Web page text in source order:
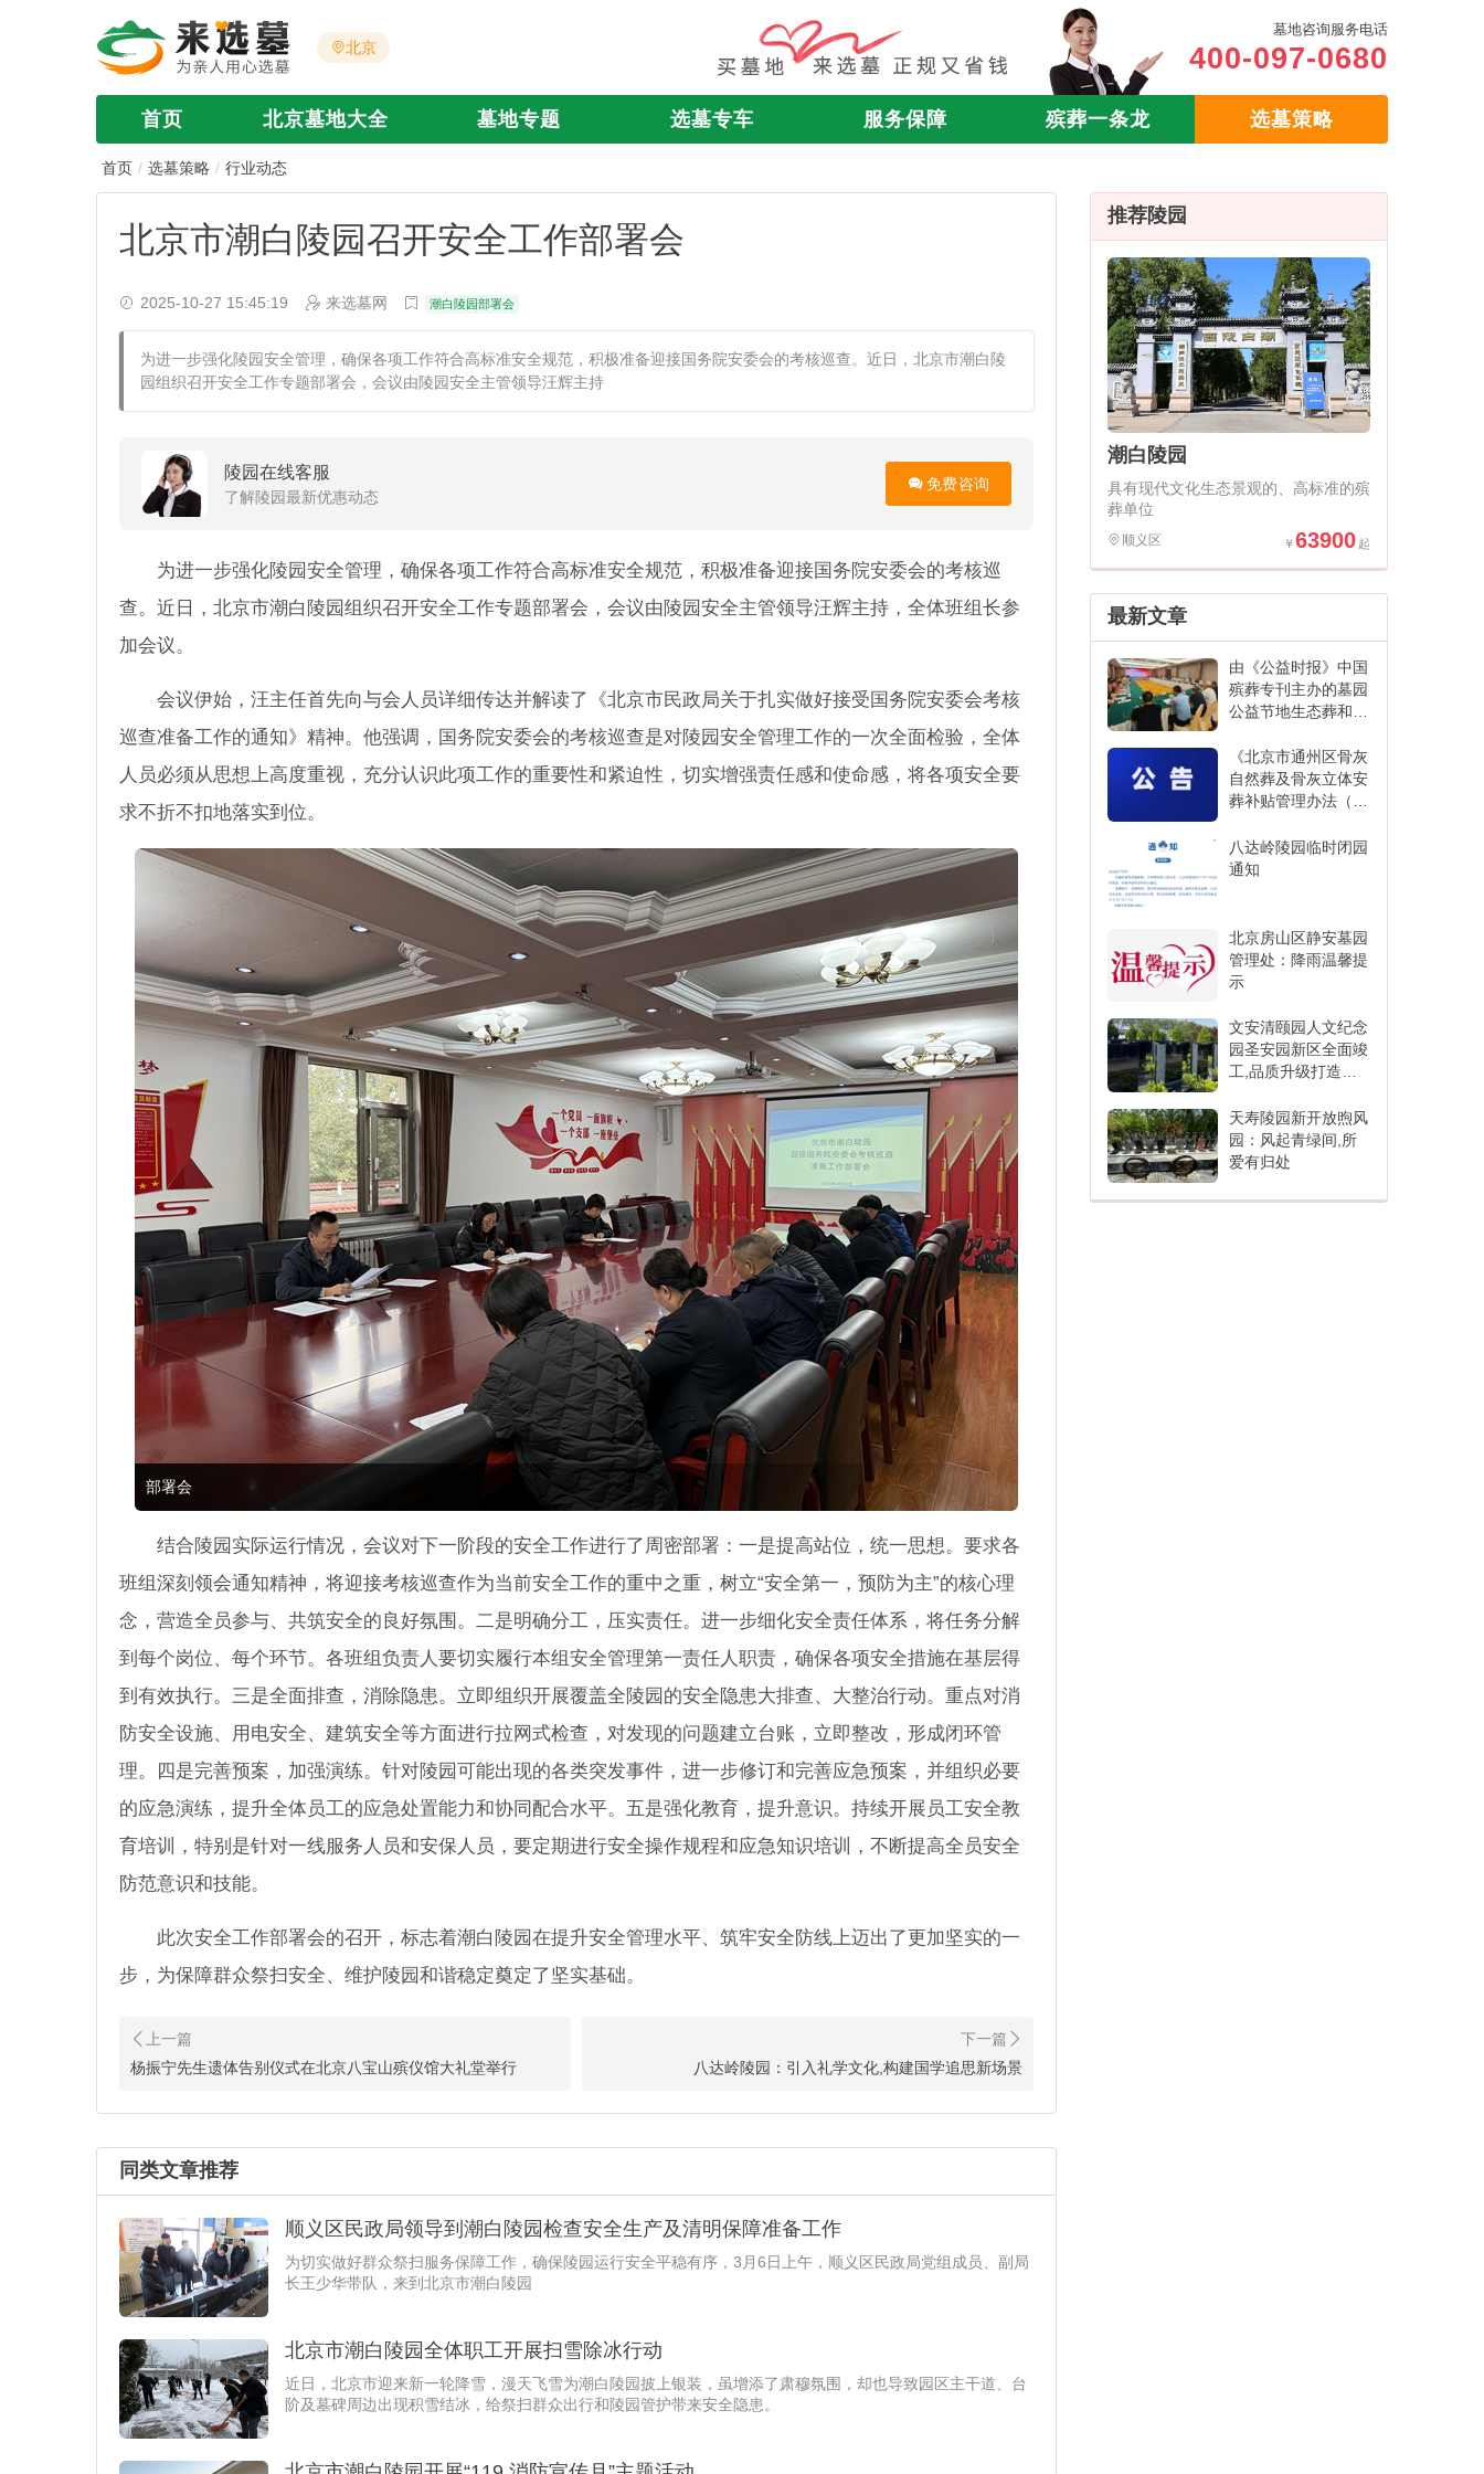
北京
墓地咨询服务电话
400-097-0680
首页 北京墓地大全 墓地专题 选墓专车 服务保障 殡葬一条龙 选墓策略
首页 选墓策略 行业动态
北京市潮白陵园召开安全工作部署会
2025-10-27 15:45:19 来选墓网 潮白陵园部署会
为进一步强化陵园安全管理，确保各项工作符合高标准安全规范，积极准备迎接国务院安委会的考核巡查。近日，北京市潮白陵
园组织召开安全工作专题部署会，会议由陵园安全主管领导汪辉主持
陵园在线客服
了解陵园最新优惠动态
免费咨询
为进一步强化陵园安全管理，确保各项工作符合高标准安全规范，积极准备迎接国务院安委会的考核巡
查。近日，北京市潮白陵园组织召开安全工作专题部署会，会议由陵园安全主管领导汪辉主持，全体班组长参
加会议。
会议伊始，汪主任首先向与会人员详细传达并解读了《北京市民政局关于扎实做好接受国务院安委会考核
巡查准备工作的通知》精神。他强调，国务院安委会的考核巡查是对陵园安全管理工作的一次全面检验，全体
人员必须从思想上高度重视，充分认识此项工作的重要性和紧迫性，切实增强责任感和使命感，将各项安全要
求不折不扣地落实到位。
部署会
结合陵园实际运行情况，会议对下一阶段的安全工作进行了周密部署：一是提高站位，统一思想。要求各
班组深刻领会通知精神，将迎接考核巡查作为当前安全工作的重中之重，树立“安全第一，预防为主”的核心理
念，营造全员参与、共筑安全的良好氛围。二是明确分工，压实责任。进一步细化安全责任体系，将任务分解
到每个岗位、每个环节。各班组负责人要切实履行本组安全管理第一责任人职责，确保各项安全措施在基层得
到有效执行。三是全面排查，消除隐患。立即组织开展覆盖全陵园的安全隐患大排查、大整治行动。重点对消
防安全设施、用电安全、建筑安全等方面进行拉网式检查，对发现的问题建立台账，立即整改，形成闭环管
理。四是完善预案，加强演练。针对陵园可能出现的各类突发事件，进一步修订和完善应急预案，并组织必要
的应急演练，提升全体员工的应急处置能力和协同配合水平。五是强化教育，提升意识。持续开展员工安全教
育培训，特别是针对一线服务人员和安保人员，要定期进行安全操作规程和应急知识培训，不断提高全员安全
防范意识和技能。
此次安全工作部署会的召开，标志着潮白陵园在提升安全管理水平、筑牢安全防线上迈出了更加坚实的一
步，为保障群众祭扫安全、维护陵园和谐稳定奠定了坚实基础。
杨振宁先生遗体告别仪式在北京八宝山殡仪馆大礼堂举行 八达岭陵园：引入礼学文化,构建国学追思新场景
同类文章推荐
顺义区民政局领导到潮白陵园检查安全生产及清明保障准备工作
为切实做好群众祭扫服务保障工作，确保陵园运行安全平稳有序，3月6日上午，顺义区民政局党组成员、副局
长王少华带队，来到北京市潮白陵园
北京市潮白陵园全体职工开展扫雪除冰行动
近日，北京市迎来新一轮降雪，漫天飞雪为潮白陵园披上银装，虽增添了肃穆氛围，却也导致园区主干道、台
阶及墓碑周边出现积雪结冰，给祭扫群众出行和陵园管护带来安全隐患。
推荐陵园
潮白陵园
具有现代文化生态景观的、高标准的殡
葬单位
顺义区 63900
最新文章
由《公益时报》中国
殡葬专刊主办的墓园
公益节地生态葬和创
在江苏省宜兴市举办
《北京市通州区骨灰
自然葬及骨灰立体安
葬补贴管理办法（征
八达岭陵园临时闭园
通知
北京房山区静安墓园
管理处：降雨温馨提
示
文安清颐园人文纪念
园圣安园新区全面竣
工,品质升级打造人
天寿陵园新开放煦风
园：风起青绿间,所
爱有归处